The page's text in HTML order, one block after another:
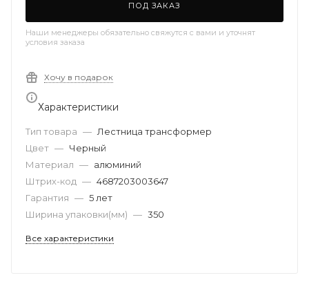
ПОД ЗАКАЗ
Наши менеджеры обязательно свяжутся с вами и уточнят
условия заказа
Хочу в подарок
Характеристики
Тип товара — Лестница трансформер
Цвет — Черный
Материал — алюминий
Штрих-код — 4687203003647
Гарантия — 5 лет
Ширина упаковки(мм) — 350
Все характеристики